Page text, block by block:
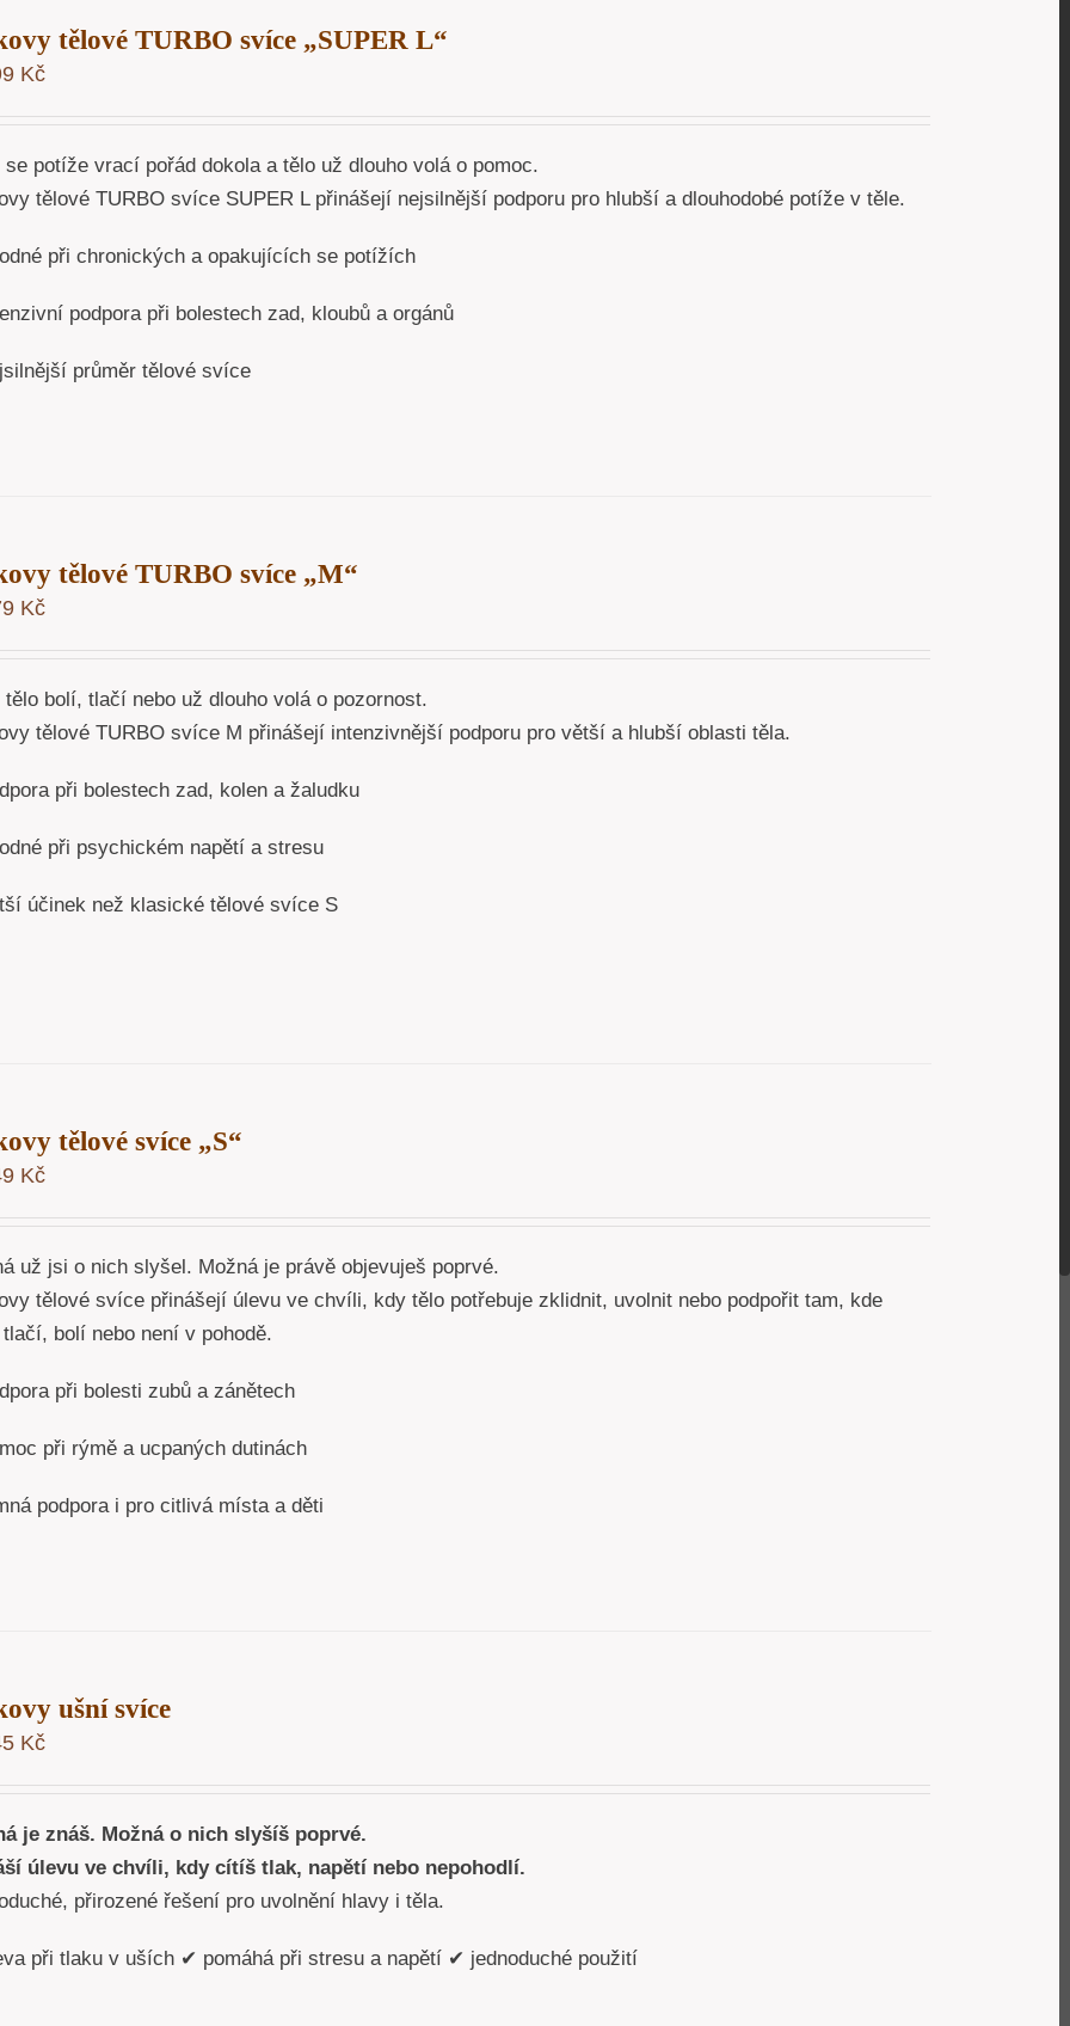
tělové TURBO svíce „SUPER L“
Kč
se potíže vrací pořád dokola a tělo už dlouho volá o pomoc.
tělové TURBO svíce SUPER L přinášejí nejsilnější podporu pro hlubší a dlouhodobé potíže v těle.
při chronických a opakujících se potížích
podpora při bolestech zad, kloubů a orgánů
průměr tělové svíce
tělové TURBO svíce „M“
Kč
tělo bolí, tlačí nebo už dlouho volá o pozornost.
tělové TURBO svíce M přinášejí intenzivnější podporu pro větší a hlubší oblasti těla.
při bolestech zad, kolen a žaludku
při psychickém napětí a stresu
účinek než klasické tělové svíce S
tělové svíce „S“
Kč
už jsi o nich slyšel. Možná je právě objevuješ poprvé.
tělové svíce přinášejí úlevu ve chvíli, kdy tělo potřebuje zklidnit, uvolnit nebo podpořit tam, kde
tlačí, bolí nebo není v pohodě.
při bolesti zubů a zánětech
při rýmě a ucpaných dutinách
podpora i pro citlivá místa a děti
ušní svíce
Kč
je znáš. Možná o nich slyšíš poprvé.
úlevu ve chvíli, kdy cítíš tlak, napětí nebo nepohodlí.
přirozené řešení pro uvolnění hlavy i těla.
při tlaku v uších ✔ pomáhá při stresu a napětí ✔ jednoduché použití